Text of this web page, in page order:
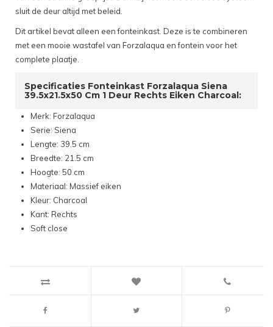
sluit de deur altijd met beleid.
Dit artikel bevat alleen een fonteinkast. Deze is te combineren
met een mooie wastafel van Forzalaqua en fontein voor het
complete plaatje.
Specificaties Fonteinkast Forzalaqua Siena
39.5x21.5x50 Cm 1 Deur Rechts Eiken Charcoal:
Merk: Forzalaqua
Serie: Siena
Lengte: 39.5 cm
Breedte: 21.5 cm
Hoogte: 50 cm
Materiaal: Massief eiken
Kleur: Charcoal
Kant: Rechts
Soft close